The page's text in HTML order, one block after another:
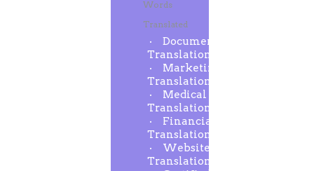
Words
Translated
Document
Translation
Marketing
Translation
Medical
Translation
Financial
Translation
Website
Translation